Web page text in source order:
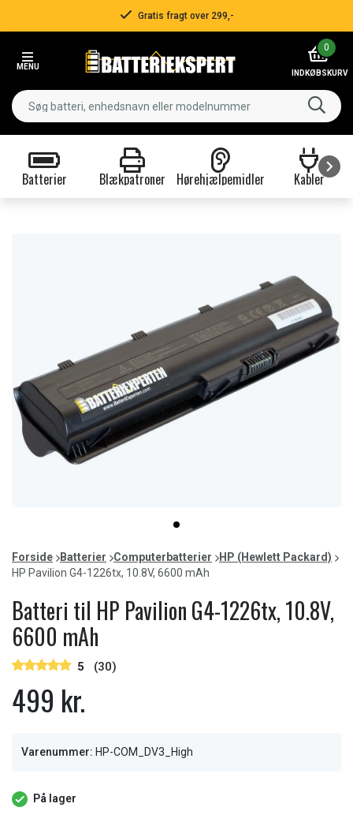
Gratis fragt over 299,-
MENU
0
INDKØBSKURV
Batterier Blækpatroner Hørehjælpemidler Kabler
item
0
of
1
Forside Batterier Computerbatterier
HP (Hewlett Packard)
HP Pavilion G4-1226tx, 10.8V, 6600 mAh
Batteri til HP Pavilion G4-1226tx, 10.8V,
6600 mAh
5 (30)
499 kr.
Varenummer: HP-COM_DV3_High
På lager